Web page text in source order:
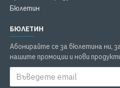
Бюлетин
БЮЛЕТИН
Абонирайте се за бюлетина ни,
нашите промоции и нови